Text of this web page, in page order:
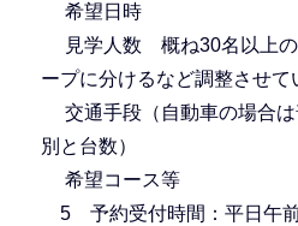
希望日時
見学人数 概ね30名以上の
ープに分けるなど調整させて
交通手段（自動車の場合は
別と台数）
希望コース等
5 予約受付時間：平日午